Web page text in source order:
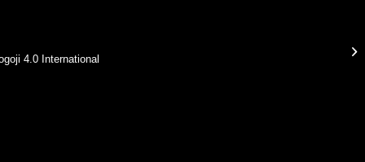
4.0 International